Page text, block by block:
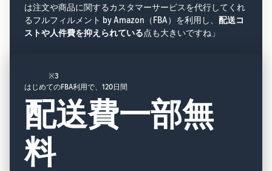
は注文や商品に関するカスタマーサービスを代行してくれ
るフルフィルメント by Amazon（FBA）を利用し、 配送コ
ストや人件費を抑えられている点も大きいですね」
※3
はじめてのFBA利用で、120日間
配送費一部無
料